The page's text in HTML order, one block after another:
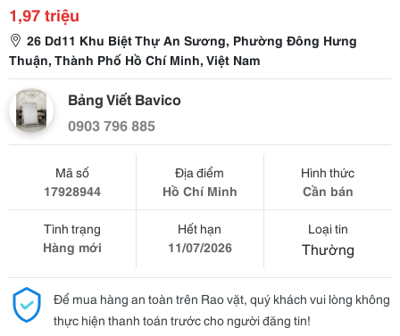
1,97 triệu
26 Dd11 Khu Biệt Thự An Sương, Phường Đông Hưng
Thuận, Thành Phố Hồ Chí Minh, Việt Nam
Bảng Viết Bavico
0903 796 885
Mã số
17928944
Địa điểm
Hồ Chí Minh
Hình thức
Cần bán
Tình trạng
Hàng mới
Hết hạn
11/07/2026
Loại tin
Thường
Để mua hàng an toàn trên Rao vặt, quý khách vui lòng không
thực hiện thanh toán trước cho người đăng tin!